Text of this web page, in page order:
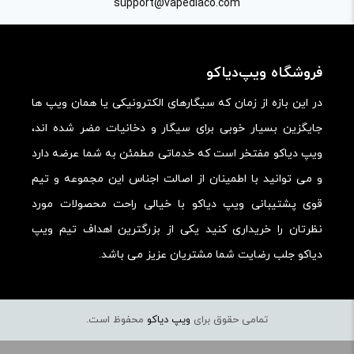
امکانات و قابلیت ها:support@vapediaco.com
فروشگاه ویپ‌دیاکو
در این بازه از زمان که سیگارهای الکترونیکی یا همان ویپ ها
جایگزین بسیار خوبی برای سیگار و دخانیات مضر شده اند،
ویپ دیاکو مفتخر است که خدماتی مطمئن به شما عرضه دارد
و می توانید با اطمینان از اصالت اجناس این مجموعه و تیم
قوی پشتیبانی ویپ دیاکو با خیالی راحت محصولات مورد
نظرتان را خریداری کنید یکی از بزرگترین اهداف تیم ویپ
دیاکو جلب رضایت شما مشتریان عزیز می باشد.
تمامی حقوق برای ویپ دیاکو محفوظ است.